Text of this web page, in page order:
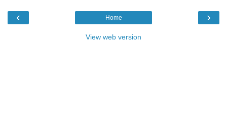
‹ ›
Home
View web version